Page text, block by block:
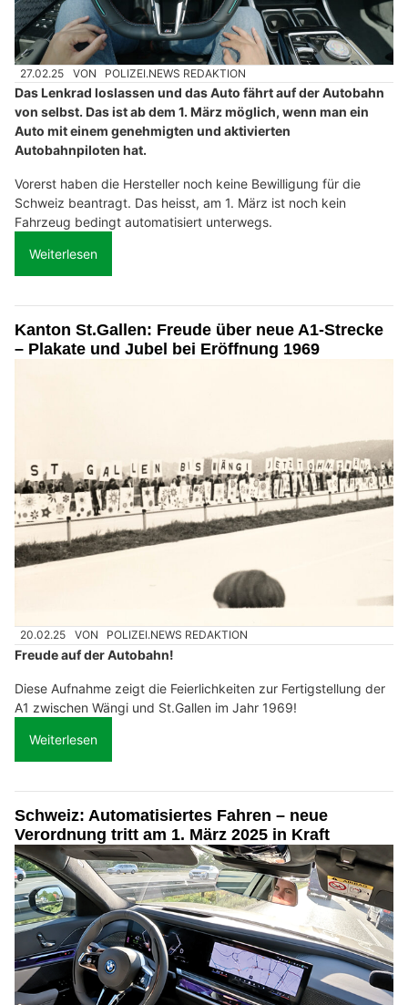
27.02.25 VON POLIZEI.NEWS REDAKTION
Das Lenkrad loslassen und das Auto fährt auf der Autobahn
von selbst. Das ist ab dem 1. März möglich, wenn man ein
Auto mit einem genehmigten und aktivierten
Autobahnpiloten hat.
Vorerst haben die Hersteller noch keine Bewilligung für die
Schweiz beantragt. Das heisst, am 1. März ist noch kein
Fahrzeug bedingt automatisiert unterwegs.
Weiterlesen
Kanton St.Gallen: Freude über neue A1-Strecke
– Plakate und Jubel bei Eröffnung 1969
20.02.25 VON POLIZEI.NEWS REDAKTION
Freude auf der Autobahn!
Diese Aufnahme zeigt die Feierlichkeiten zur Fertigstellung der
A1 zwischen Wängi und St.Gallen im Jahr 1969!
Weiterlesen
Schweiz: Automatisiertes Fahren – neue
Verordnung tritt am 1. März 2025 in Kraft